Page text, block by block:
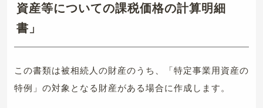
資産等についての課税価格の計算明細
書」
この書類は被相続人の財産のうち、「特定事業用資産の
特例」の対象となる財産がある場合に作成します。